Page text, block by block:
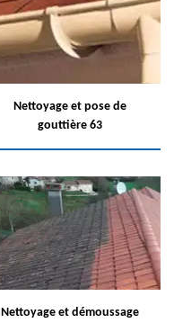
Nettoyage et pose de
gouttière 63
Nettoyage et démoussage